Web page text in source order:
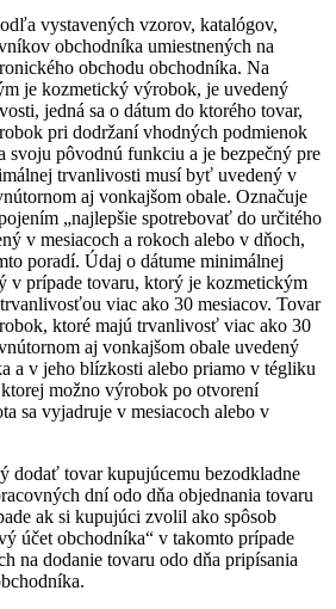
vystavených vzorov, katalógov,
obchodníka umiestnených na
obchodu obchodníka. Na
je kozmetický výrobok, je uvedený
jedná sa o dátum do ktorého tovar,
pri dodržaní vhodných podmienok
svoju pôvodnú funkciu a je bezpečný pre
trvanlivosti musí byť uvedený v
aj vonkajšom obale. Označuje
„najlepšie spotrebovať do určitého
v mesiacoch a rokoch alebo v dňoch,
poradí. Údaj o dátume minimálnej
v prípade tovaru, ktorý je kozmetickým
viac ako 30 mesiacov. Tovar
ktoré majú trvanlivosť viac ako 30
aj vonkajšom obale uvedený
a v jeho blízkosti alebo priamo v tégliku
možno výrobok po otvorení
sa vyjadruje v mesiacoch alebo v
dodať tovar kupujúcemu bezodkladne
dní odo dňa objednania tovaru
ak si kupujúci zvolil ako spôsob
účet obchodníka“ v takomto prípade
na dodanie tovaru odo dňa pripísania